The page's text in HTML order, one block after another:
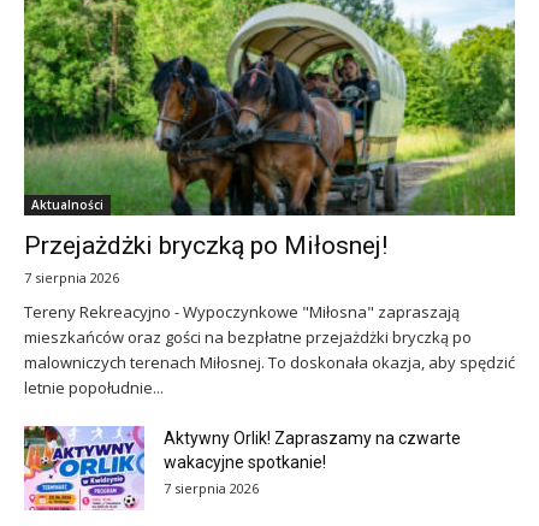
Aktualności
Przejażdżki bryczką po Miłosnej!
7 sierpnia 2026
Tereny Rekreacyjno - Wypoczynkowe "Miłosna" zapraszają
mieszkańców oraz gości na bezpłatne przejażdżki bryczką po
malowniczych terenach Miłosnej. To doskonała okazja, aby spędzić
letnie popołudnie...
Aktywny Orlik! Zapraszamy na czwarte
wakacyjne spotkanie!
7 sierpnia 2026